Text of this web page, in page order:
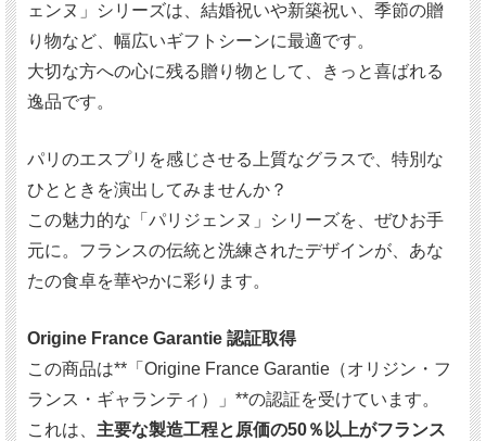
ェンヌ」シリーズは、結婚祝いや新築祝い、季節の贈
り物など、幅広いギフトシーンに最適です。
大切な方への心に残る贈り物として、きっと喜ばれる
逸品です。
パリのエスプリを感じさせる上質なグラスで、特別な
ひとときを演出してみませんか？
この魅力的な「パリジェンヌ」シリーズを、ぜひお手
元に。フランスの伝統と洗練されたデザインが、あな
たの食卓を華やかに彩ります。
Origine France Garantie 認証取得
この商品は**「Origine France Garantie（オリジン・フ
ランス・ギャランティ）」**の認証を受けています。
これは、 主要な製造工程と原価の50％以上がフランス